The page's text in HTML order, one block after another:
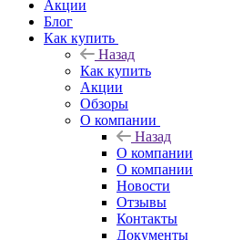
Акции
Блог
Как купить
Назад
Как купить
Акции
Обзоры
О компании
Назад
О компании
О компании
Новости
Отзывы
Контакты
Документы